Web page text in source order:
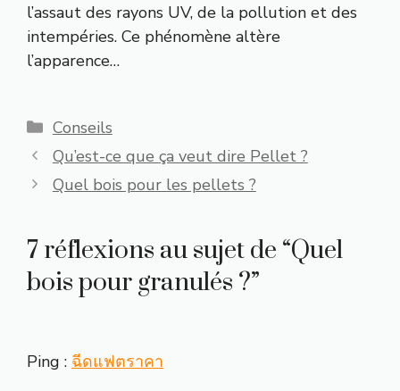
l’assaut des rayons UV, de la pollution et des
intempéries. Ce phénomène altère
l’apparence…
Catégories
Conseils
Qu’est-ce que ça veut dire Pellet ?
Quel bois pour les pellets ?
7 réflexions au sujet de “Quel
bois pour granulés ?”
Ping : ฉีดแฟตราคา